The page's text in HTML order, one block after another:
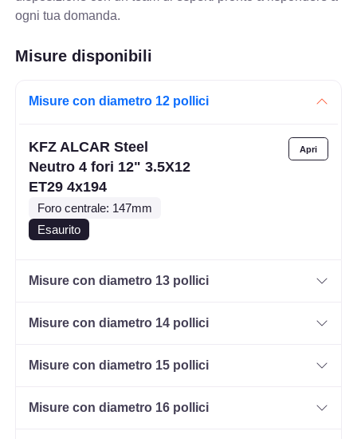
ogni tua domanda.
Misure disponibili
Misure con diametro 12 pollici
KFZ ALCAR Steel
Neutro 4 fori 12" 3.5X12
ET29 4x194
Foro centrale: 147mm
Esaurito
Misure con diametro 13 pollici
Misure con diametro 14 pollici
Misure con diametro 15 pollici
Misure con diametro 16 pollici